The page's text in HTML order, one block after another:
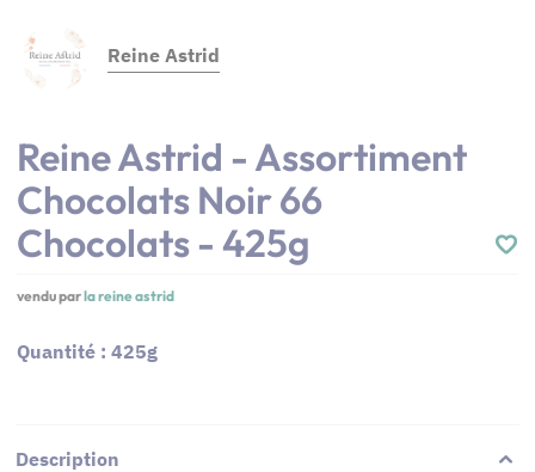
Reine Astrid
Reine Astrid - Assortiment
Chocolats Noir 66
Chocolats - 425g
vendu parla reine astrid
Quantité : 425g
Description